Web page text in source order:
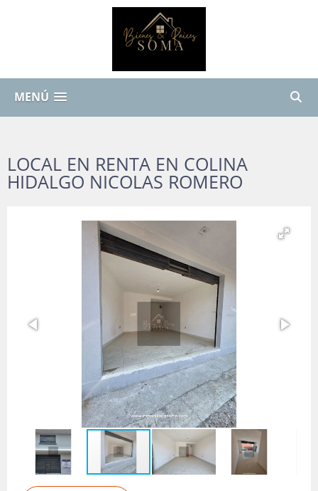
MENÚ
LOCAL EN RENTA EN COLINA
HIDALGO NICOLAS ROMERO